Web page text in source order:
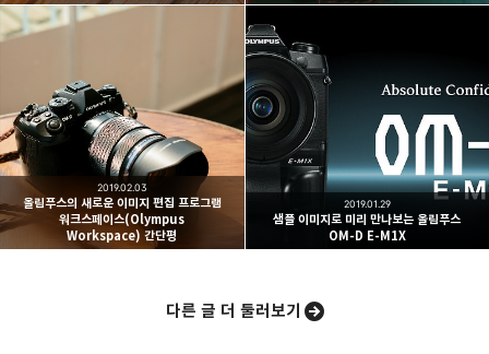
카카오스토리
올림푸스의 새로운 이미지 편집 프로그램
워크스페이스(Olympus
Workspace) 간단평
2019.02.03
샘플 이미지로 미리 만나보는 올림푸스
OM-D E-M1X
2019.01.29
다른 글 더 둘러보기